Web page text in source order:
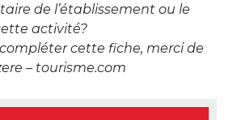
de l’établissement ou le
activité?
cette fiche, merci de
– tourisme.com